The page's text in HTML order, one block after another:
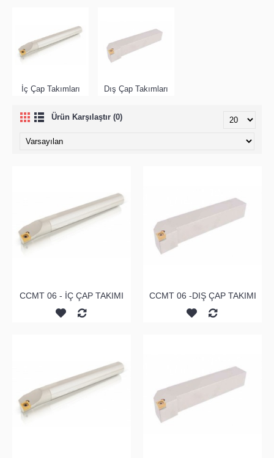
İç Çap Takımları Dış Çap Takımları
Ürün Karşılaştır (0)
CCMT 06 - İÇ ÇAP TAKIMI CCMT 06 -DIŞ ÇAP TAKIMI